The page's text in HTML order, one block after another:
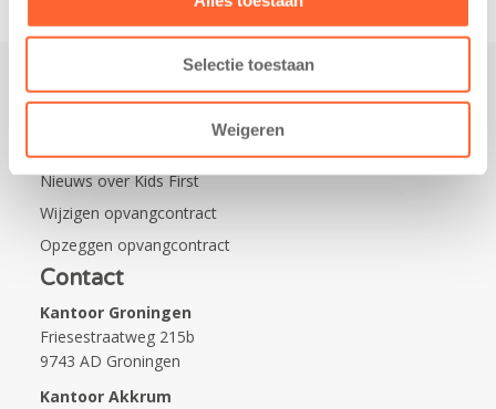
Selectie toestaan
Weigeren
Nieuws over Kids First
Wijzigen opvangcontract
Opzeggen opvangcontract
Contact
Kantoor Groningen
Friesestraatweg 215b
9743 AD Groningen
Kantoor Akkrum